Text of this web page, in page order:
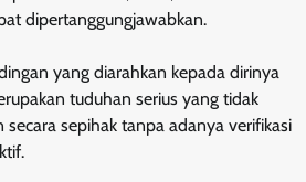
dipertanggungjawabkan.
yang diarahkan kepada dirinya
tuduhan serius yang tidak
secara sepihak tanpa adanya verifikasi